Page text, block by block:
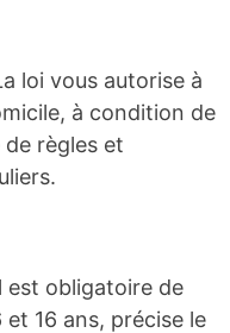
loi vous autorise à
à condition de
règles et
est obligatoire de
16 ans, précise le